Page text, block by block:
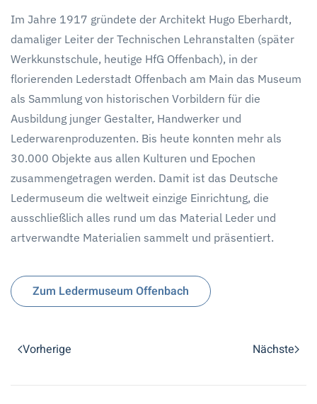
Im Jahre 1917 gründete der Architekt Hugo Eberhardt,
damaliger Leiter der Technischen Lehranstalten (später
Werkkunstschule, heutige HfG Offenbach), in der
florierenden Lederstadt Offenbach am Main das Museum
als Sammlung von historischen Vorbildern für die
Ausbildung junger Gestalter, Handwerker und
Lederwarenproduzenten. Bis heute konnten mehr als
30.000 Objekte aus allen Kulturen und Epochen
zusammengetragen werden. Damit ist das Deutsche
Ledermuseum die weltweit einzige Einrichtung, die
ausschließlich alles rund um das Material Leder und
artverwandte Materialien sammelt und präsentiert.
Zum Ledermuseum Offenbach
Vorherige Nächste